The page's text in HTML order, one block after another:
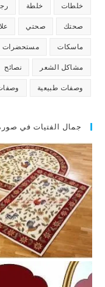
خلطات خلطة
صحتك صحتي
ماسكات مستحضرات
مشاكل الشعر نصائح
وصفات طبيعية
جمال الفتيات في